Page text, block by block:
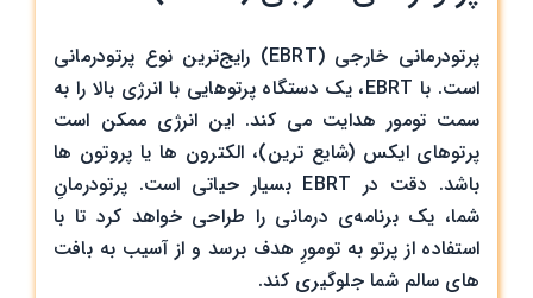
پرتودرمانی خارجی (EBRT) رایج‌ترین نوع پرتودرمانی
است. با EBRT، یک دستگاه پرتوهایی با انرژی بالا را به
سمت تومور هدایت می کند. این انرژی ممکن است
پرتوهای ایکس (شایع ترین)، الکترون ها یا پروتون ها
باشد. دقت در EBRT بسیار حیاتی است. پرتودرمانِ
شما، یک برنامه‌ی درمانی را طراحی خواهد کرد تا با
استفاده از پرتو به تومورِ هدف برسد و از آسیب به بافت
های سالم شما جلوگیری کند.